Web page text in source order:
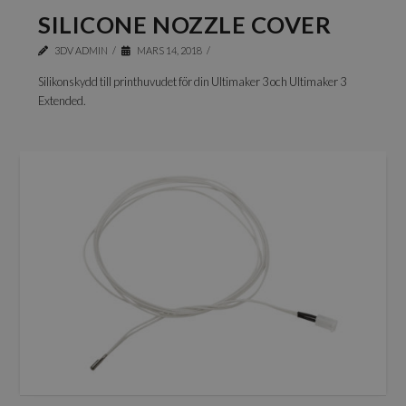
SILICONE NOZZLE COVER
3DV ADMIN MARS 14, 2018
Silikonskydd till printhuvudet för din Ultimaker 3 och Ultimaker 3
Extended.